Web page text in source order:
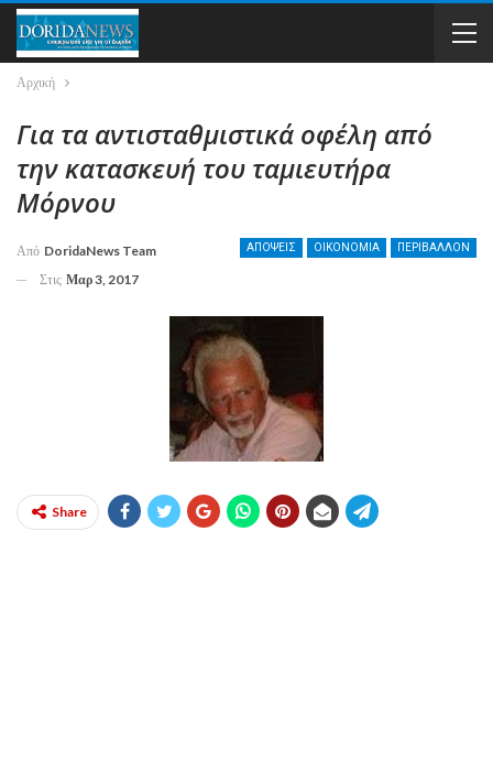
Αρχική
Για τα αντισταθμιστικά οφέλη από
την κατασκευή του ταμιευτήρα
Μόρνου
ΑΠΟΨΕΙΣ ΟΙΚΟΝΟΜΙΑ ΠΕΡΙΒΑΛΛΟΝ
Από DoridaNews Team
Στις Μαρ 3, 2017
Share